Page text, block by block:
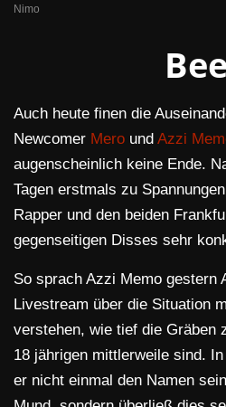
Nimo
Auch heute finen die
Newcomer Mero und Azzi
augenscheinlich keine Ende.
Tagen erstmals zu
Rapper und den beiden
gegenseitigen Disses sehr
So sprach Azzi Memo gestern
Livestream über die Situation
verstehen, wie tief die Gräben
18 jährigen mittlerweile sind.
er nicht einmal den Namen